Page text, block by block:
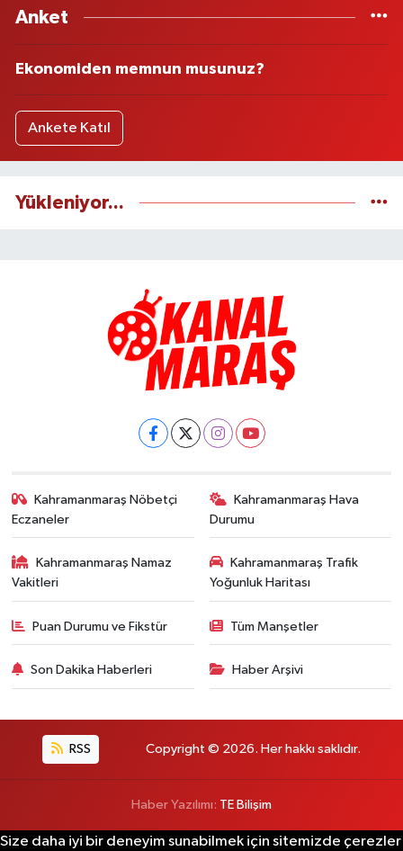
Anket
Ekonomiden memnun musunuz?
Ankete Katıl
Yükleniyor...
Kahramanmaraş Nöbetçi
Eczaneler
Kahramanmaraş Hava
Durumu
Kahramanmaraş Namaz
Vakitleri
Kahramanmaraş Trafik
Yoğunluk Haritası
Puan Durumu ve Fikstür Tüm Manşetler
Son Dakika Haberleri Haber Arşivi
RSS Copyright © 2026. Her hakkı saklıdır.
Haber Yazılımı: TE Bilişim
Size daha iyi bir deneyim sunabilmek için sitemizde çerezler